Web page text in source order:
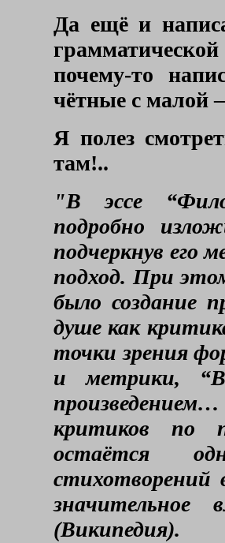
Да ещё и
почему-то
чётные с малой
Я полез
там!..
"В эссе
подробно
подчеркнув его
подход. При
было создание
душе как
точки зрения
и метрики,
критиков по
остаётся
стихотворений
значительное
(Википедия).